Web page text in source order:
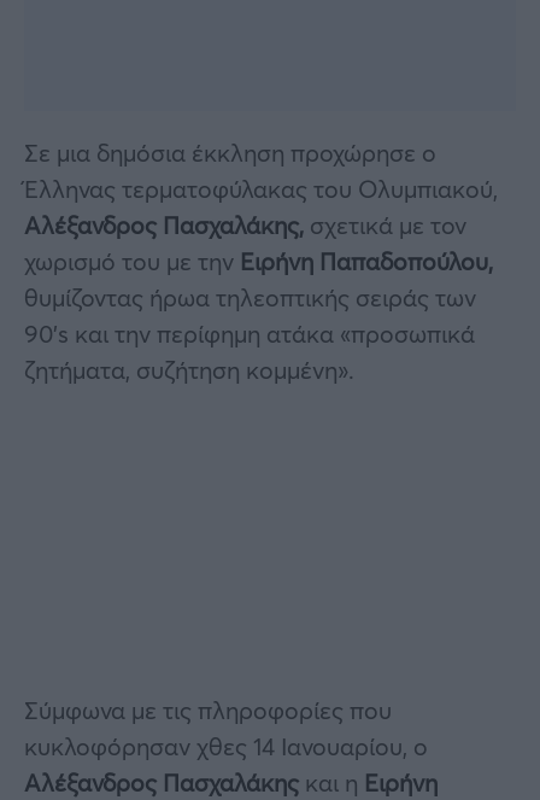
Σε μια δημόσια έκκληση προχώρησε ο
Έλληνας τερματοφύλακας του Ολυμπιακού,
Αλέξανδρος Πασχαλάκης, σχετικά με τον
χωρισμό του με την Ειρήνη Παπαδοπούλου,
θυμίζοντας ήρωα τηλεοπτικής σειράς των
90’s και την περίφημη ατάκα «προσωπικά
ζητήματα, συζήτηση κομμένη».
Σύμφωνα με τις πληροφορίες που
κυκλοφόρησαν χθες 14 Ιανουαρίου, ο
Αλέξανδρος Πασχαλάκης και η Ειρήνη